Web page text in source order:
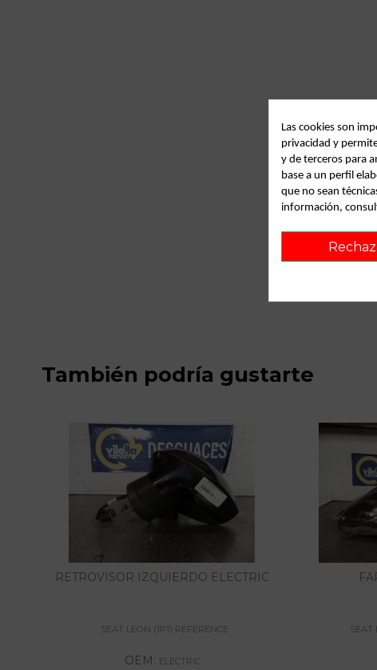
También podría gustarte
RETROVISOR IZQUIERDO ELECTRIC
SEAT LEON (1P1) REFERENCE
OEM: ELECTRIC
SEAT
Las cookies son
privacidad y
y de terceros para
base a un perfil
que no sean
información,